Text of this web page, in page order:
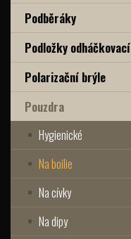
Podběráky
Podložky odháčkovací
Polarizační brýle
Pouzdra
Hygienické
Na boilie
Na cívky
Na dipy